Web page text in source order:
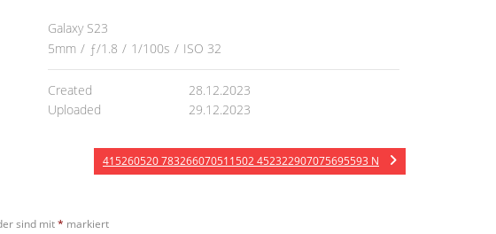
Galaxy S23
5mm / ƒ/1.8 / 1/100s / ISO 32
Created
28.12.2023
Uploaded
29.12.2023
415260520 783266070511502 452322907075695593 N
sind mit* markiert